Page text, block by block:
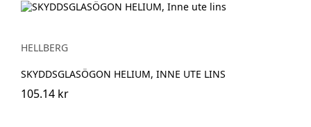
HELLBERG
SKYDDSGLASÖGON HELIUM, INNE UTE LINS
105.14 kr